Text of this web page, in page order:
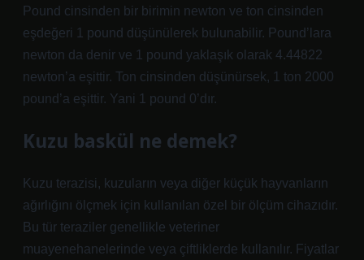
Pound cinsinden bir birimin newton ve ton cinsinden
eşdeğeri 1 pound düşünülerek bulunabilir. Pound’lara
newton da denir ve 1 pound yaklaşık olarak 4.44822
newton’a eşittir. Ton cinsinden düşünürsek, 1 ton 2000
pound’a eşittir. Yani 1 pound 0’dır.
Kuzu baskül ne demek?
Kuzu terazisi, kuzuların veya diğer küçük hayvanların
ağırlığını ölçmek için kullanılan özel bir ölçüm cihazıdır.
Bu tür teraziler genellikle veteriner
muayenehanelerinde veya çiftliklerde kullanılır. Fiyatlar